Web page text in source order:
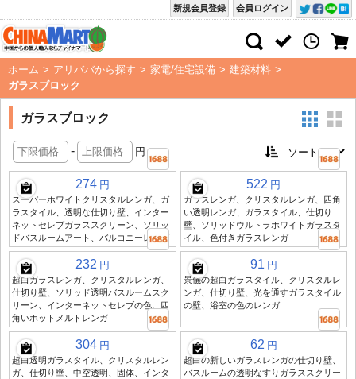
会員ログイン
新規会員登録
ホーム > アリババから探す > 家電/住宅設備 > 建築材料 >
ガラスブロック
ガラスブロック
- 円
274 円
スーパーホワイトクリスタルレンガ、ガ
ラスタイル、透明な仕切り壁、インター
ネットセレブガラススクリーン、ソリッ
ドバスルームアート、バルコニーレンガ
522 円
ガラスレンガ、クリスタルレンガ、四角
い透明レンガ、ガラスタイル、仕切り
壁、ソリッドウルトラホワイトガラスタ
イル、色付きガラスレンガ
232 円
超白ガラスレンガ、クリスタルレンガ、
仕切り壁、ソリッド透明バスルームスク
リーン、インターネットセレブの色、四
角いホットメルトレンガ
91 円
景儀の超白ガラスタイル、クリスタルレ
ンガ、仕切り壁、光を通すガラスタイル
の壁、浴室の色のレンガ
304 円
超白透明ガラスタイル、クリスタルレン
ガ、仕切り壁、中空透明、固体、インタ
62 円
超白の新しいガラスレンガの仕切り壁、
バスルームの透明なすりガラススクリー